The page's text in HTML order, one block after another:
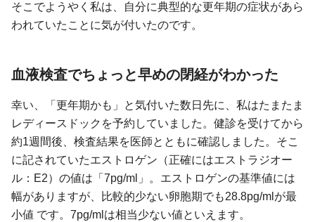
そこでようやく私は、自分に典型的な更年期の症状があら
われていたことに気が付いたのです。
血液検査でちょっと早めの閉経がわかった
幸い、「更年期かも」と気付いた数日先に、私はたまたま
レディースドックを予約していました。健診を受けてから
約1週間後、検査結果を医師とともに確認しました。そこ
に記されていたエストロゲン（正確にはエストラジオー
ル：E2）の値は「7pg/ml」。エストロゲンの基準値には
幅がありますが、比較的少ない卵胞期でも28.8pg/mlが最
小値 です。7pg/mlは相当少ない値といえます。